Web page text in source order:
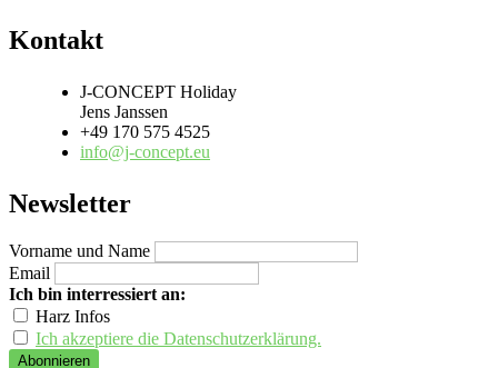
Kontakt
J-CONCEPT Holiday
Jens Janssen
+49 170 575 4525
info@j-concept.eu
Newsletter
Vorname und Name
Email
Ich bin interressiert an:
Harz Infos
Ich akzeptiere die Datenschutzerklärung.